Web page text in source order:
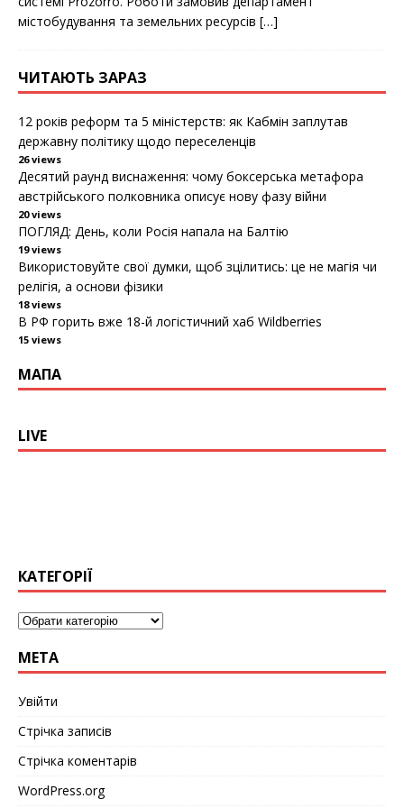
містoбудування та земельних ресурсів […]
ЧИТАЮТЬ ЗАРАЗ
12 років реформ та 5 міністерств: як Кабмін заплутав
державну політику щодо переселенців
26 views
Десятий раунд виснаження: чому боксерська метафора
австрійського полковника описує нову фазу війни
20 views
ПОГЛЯД: День, коли Росія напала на Балтію
19 views
Використовуйте свої думки, щоб зцілитись: це не магія чи
релігія, а основи фізики
18 views
В РФ горить вже 18-й логістичний хаб Wildberries
15 views
МАПА
LIVE
КАТЕГОРІЇ
МЕТА
Увійти
Стрічка записів
Стрічка коментарів
WordPress.org